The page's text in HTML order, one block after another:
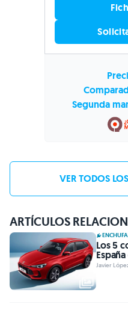
Segunda
VER TODOS
ARTÍCULOS
Los 5
Javier